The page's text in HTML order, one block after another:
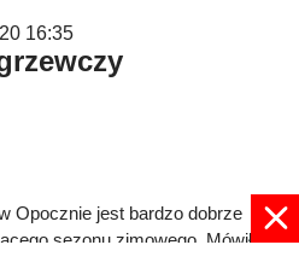
16:35
Opocznie jest bardzo dobrze
sezonu zimowego. Mówił o